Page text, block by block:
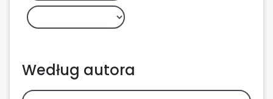
Według autora